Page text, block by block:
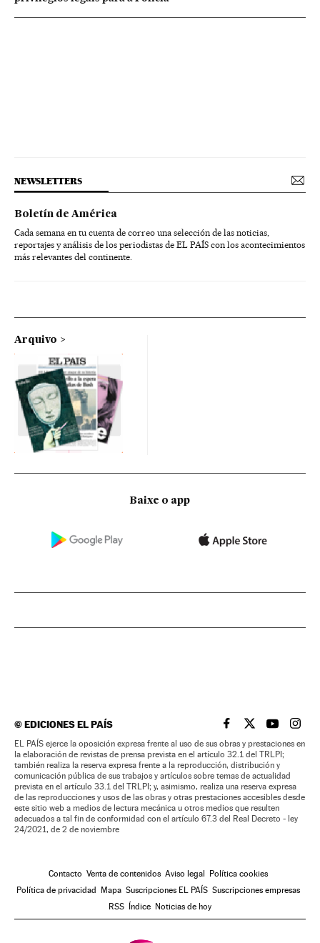
NEWSLETTERS
Boletín de América
Cada semana en tu cuenta de correo una selección de las noticias,
reportajes y análisis de los periodistas de EL PAÍS con los acontecimientos
más relevantes del continente.
Arquivo
Baixe o app
©EDICIONES EL PAÍS EL PAÍS BRASIL EN
EL PAÍSEL PAÍS
EL
EL PAÍS ejerce la oposición expresa frente al uso de sus obras y prestaciones en
la elaboración de revistas de prensa prevista en el artículo 32.1 del TRLPI;
también realiza la reserva expresa frente a la reproducción, distribución y
comunicación pública de sus trabajos y artículos sobre temas de actualidad
prevista en el artículo 33.1 del TRLPI; y, asimismo, realiza una reserva expresa
de las reproducciones y usos de las obras y otras prestaciones accesibles desde
este sitio web a medios de lectura mecánica u otros medios que resulten
adecuados a tal fin de conformidad con el artículo 67.3 del Real Decreto - ley
24/2021, de 2 de noviembre
Contacto Venta de contenidos Aviso legal
Política cookies
Política de privacidad
Mapa Suscripciones EL PAÍS Suscripciones empresas
RSS
Índice Noticias de hoy